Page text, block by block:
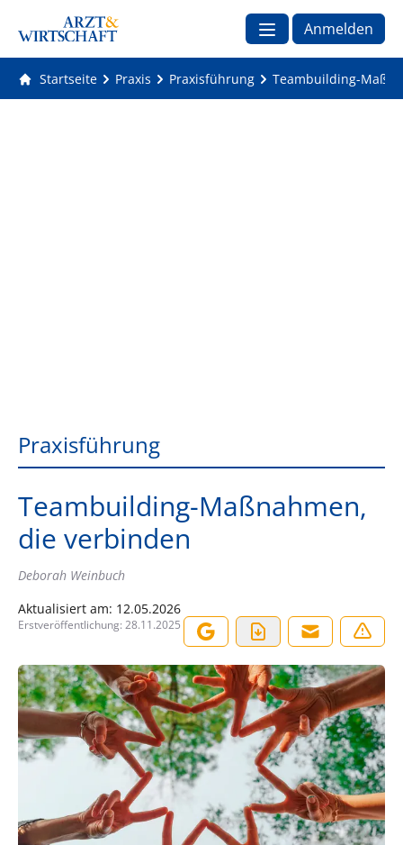
Anmelden
Startseite Praxis Praxisführung Teambuilding-
Praxisführung
Teambuilding-Maßnahmen,
die verbinden
Deborah Weinbuch
Aktualisiert am: 12.05.2026
Erstveröffentlichung: 28.11.2025